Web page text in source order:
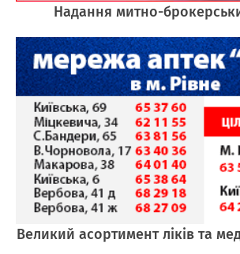
Надання митно-
Великий асортимент ліків та